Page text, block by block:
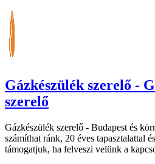
Gázkészülék szerelő -
szerelő
Gázkészülék szerelő - Budapest és
számíthat ránk, 20 éves tapasztalattal
támogatjuk, ha felveszi velünk a